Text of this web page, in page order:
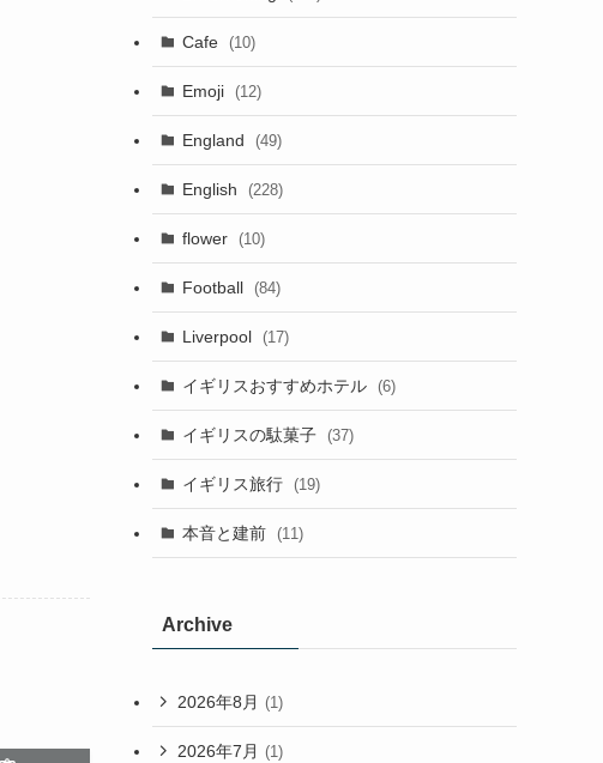
Cafe (10)
Emoji (12)
England (49)
English (228)
flower (10)
Football (84)
Liverpool (17)
イギリスおすすめホテル (6)
イギリスの駄菓子 (37)
イギリス旅行 (19)
本音と建前 (11)
Archive
2026年8月 (1)
2026年7月 (1)